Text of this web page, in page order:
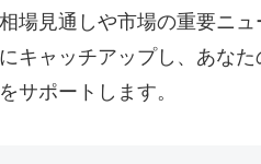
場見通しや市場の重要ニュ
キャッチアップし、あなた
サポートします。